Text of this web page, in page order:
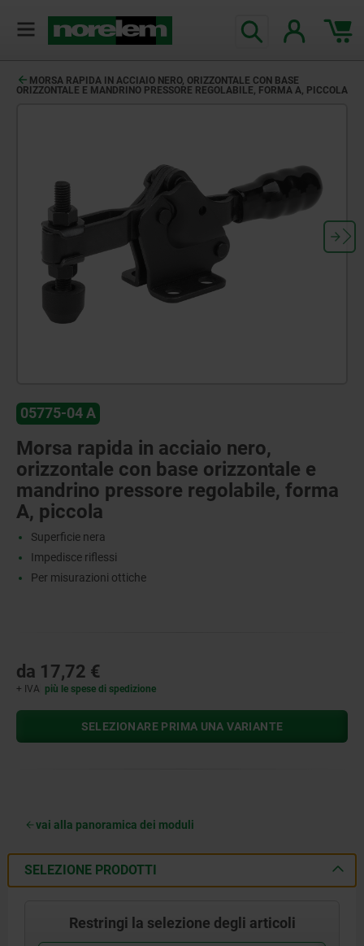
MORSA RAPIDA IN ACCIAIO NERO, ORIZZONTALE CON BASE
ORIZZONTALE E MANDRINO PRESSORE REGOLABILE, FORMA A, PICCOLA
05775-04 A
Morsa rapida in acciaio nero,
orizzontale con base orizzontale e
mandrino pressore regolabile, forma
A, piccola
Superficie nera
Impedisce riflessi
Per misurazioni ottiche
da 17,72 €
+ IVA più le spese di spedizione
SELEZIONARE PRIMA UNA VARIANTE
vai alla panoramica dei moduli
SELEZIONE PRODOTTI
Restringi la selezione degli articoli